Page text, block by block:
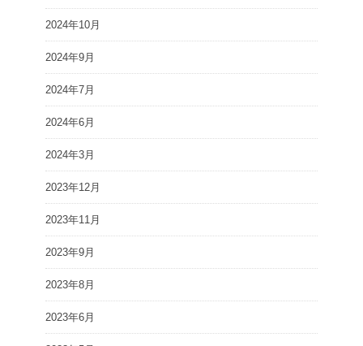
2024年10月
2024年9月
2024年7月
2024年6月
2024年3月
2023年12月
2023年11月
2023年9月
2023年8月
2023年6月